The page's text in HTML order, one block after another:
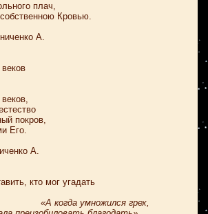
плач,
Кровью.
А.
покров,
Его.
А.
кто мог угадать
умножился грех,